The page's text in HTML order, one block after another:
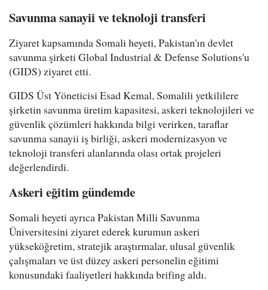
Savunma sanayii ve teknoloji transferi
Ziyaret kapsamında Somali heyeti, Pakistan'ın devlet
savunma şirketi Global Industrial & Defense Solutions'u
(GIDS) ziyaret etti.
GIDS Üst Yöneticisi Esad Kemal, Somalili yetkililere
şirketin savunma üretim kapasitesi, askeri teknolojileri ve
güvenlik çözümleri hakkında bilgi verirken, taraflar
savunma sanayii iş birliği, askeri modernizasyon ve
teknoloji transferi alanlarında olası ortak projeleri
değerlendirdi.
Askeri eğitim gündemde
Somali heyeti ayrıca Pakistan Milli Savunma
Üniversitesini ziyaret ederek kurumun askeri
yükseköğretim, stratejik araştırmalar, ulusal güvenlik
çalışmaları ve üst düzey askeri personelin eğitimi
konusundaki faaliyetleri hakkında brifing aldı.